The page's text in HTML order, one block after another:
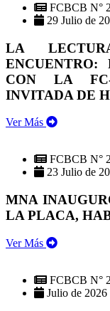
FCBCB N°
29 Julio de
LA
CON LA FC-
INVITADA DE
Ver Más
FCBCB N°
23 Julio de
MNA
LA PLACA,
Ver Más
FCBCB N°
Julio de 2026